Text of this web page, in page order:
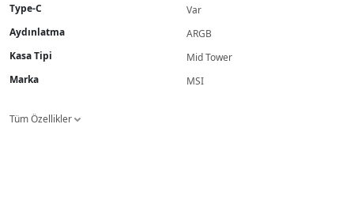
Type-C
Var
Aydınlatma
ARGB
Kasa Tipi
Mid Tower
Marka
MSI
Tüm Özellikler